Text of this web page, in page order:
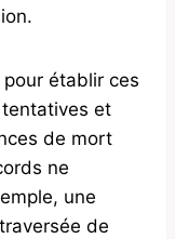
établir ces
et
de mort
ne
une
de